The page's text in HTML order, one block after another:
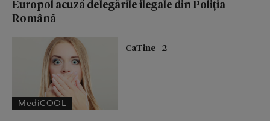
Europol acuză delegările ilegale din Poliția
Română
MediCOOL
CaTine | 2